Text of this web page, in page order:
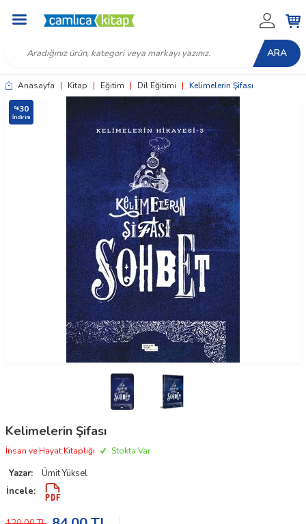
ARA
Anasayfa | Kitap | Eğitim | Dil Eğitimi | Kelimelerin Şifası
%30
İndirim
Kelimelerin Şifası
İnsan ve Hayat Kitaplığı Stokta Var
Yazar:
Ümit Yüksel
İncele: